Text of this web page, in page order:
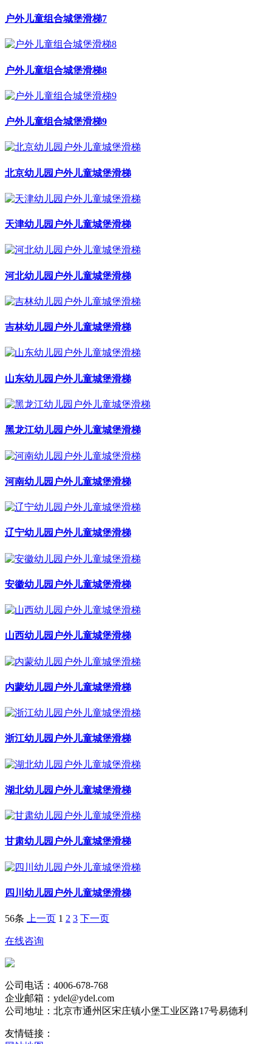
户外儿童组合城堡滑梯7
户外儿童组合城堡滑梯8
户外儿童组合城堡滑梯9
北京幼儿园户外儿童城堡滑梯
天津幼儿园户外儿童城堡滑梯
河北幼儿园户外儿童城堡滑梯
吉林幼儿园户外儿童城堡滑梯
山东幼儿园户外儿童城堡滑梯
黑龙江幼儿园户外儿童城堡滑梯
河南幼儿园户外儿童城堡滑梯
辽宁幼儿园户外儿童城堡滑梯
安徽幼儿园户外儿童城堡滑梯
山西幼儿园户外儿童城堡滑梯
内蒙幼儿园户外儿童城堡滑梯
浙江幼儿园户外儿童城堡滑梯
湖北幼儿园户外儿童城堡滑梯
甘肃幼儿园户外儿童城堡滑梯
四川幼儿园户外儿童城堡滑梯
56条 上一页 1 2 3 下一页
在线咨询
公司电话：4006-678-768
企业邮箱：ydel@ydel.com
公司地址：北京市通州区宋庄镇小堡工业区路17号易德利
友情链接：